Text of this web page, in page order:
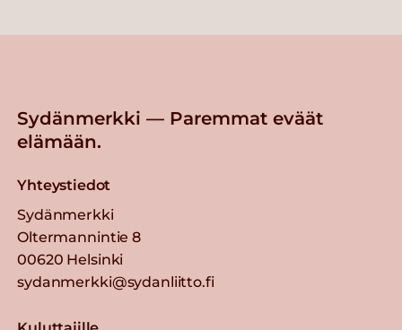
Sydänmerkki — Paremmat eväät
elämään.
Yhteystiedot
Sydänmerkki
Oltermannintie 8
00620 Helsinki
sydanmerkki@sydanliitto.fi